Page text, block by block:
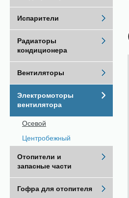
Испарители
Радиаторы
кондиционера
Вентиляторы
Электромоторы
вентилятора
Осевой
Центробежный
Отопители и
запасные части
Гофра для отопителя